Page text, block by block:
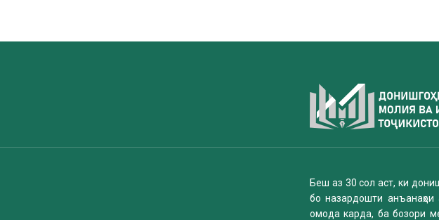
Беш аз 30 сол аст, ки
бо назардошти анъанаҳои
омода карда, ба бозори